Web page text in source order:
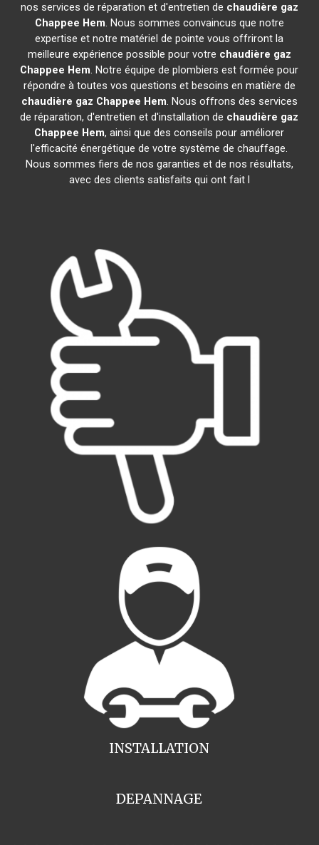
nos services de réparation et d'entretien de chaudière gaz
Chappee Hem. Nous sommes convaincus que notre
expertise et notre matériel de pointe vous offriront la
meilleure expérience possible pour votre chaudière gaz
Chappee Hem. Notre équipe de plombiers est formée pour
répondre à toutes vos questions et besoins en matière de
chaudière gaz Chappee Hem. Nous offrons des services
de réparation, d'entretien et d'installation de chaudière gaz
Chappee Hem, ainsi que des conseils pour améliorer
l'efficacité énergétique de votre système de chauffage.
Nous sommes fiers de nos garanties et de nos résultats,
avec des clients satisfaits qui ont fait l
INSTALLATION
DEPANNAGE